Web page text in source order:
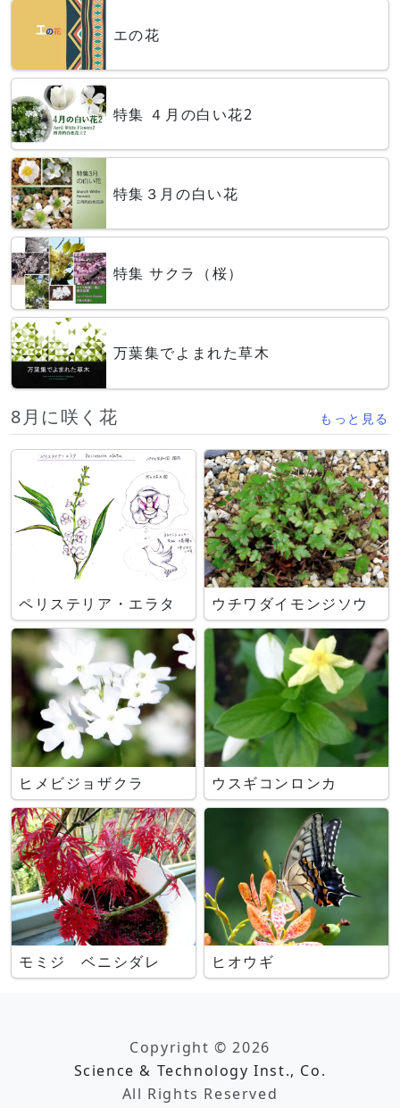
エの花
特集 ４月の白い花2
特集３月の白い花
特集 サクラ（桜）
万葉集でよまれた草木
8月に咲く花 もっと見る
ペリステリア・エラタ ウチワダイモンジソウ
ヒメビジョザクラ ウスギコンロンカ
モミジ ベニシダレ ヒオウギ
Copyright © 2026
Science & Technology Inst., Co.
All Rights Reserved